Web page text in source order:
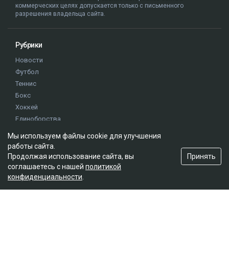
коммерческих целях допускается только с письменного
разрешения владельца сайта.
Рубрики
Новости
Футбол
Теннис
Бокс
Хоккей
Единоборства
Олимпиада
Редакция
Мы используем файлы cookie для улучшения
работы сайта.
Продолжая использование сайта, вы
соглашаетесь с нашей политикой
конфиденциальности
Принять